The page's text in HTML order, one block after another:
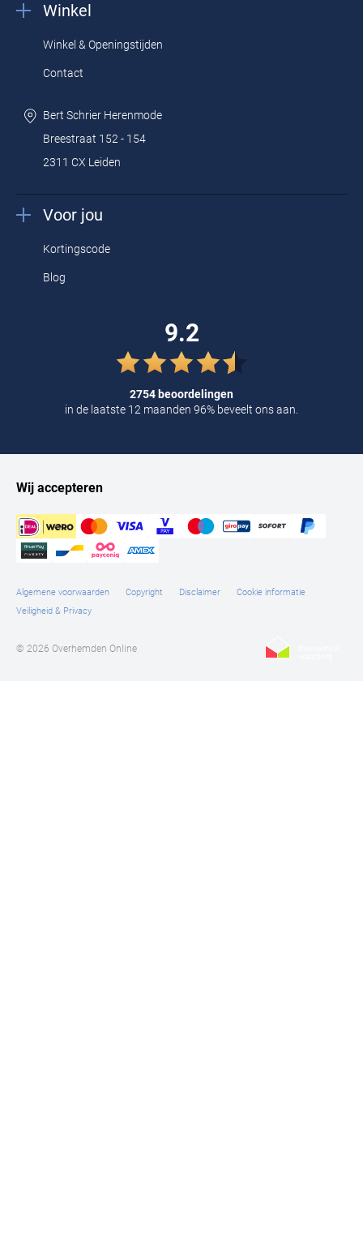
Winkel
Winkel & Openingstijden
Contact
Bert Schrier Herenmode
Breestraat 152 - 154
2311 CX Leiden
Voor jou
Kortingscode
Blog
9.2
2754 beoordelingen
in de laatste 12 maanden 96% beveelt ons aan.
Wij accepteren
Algemene voorwaarden Copyright Disclaimer
Cookie informatie
Veiligheid & Privacy
© 2026 Overhemden Online